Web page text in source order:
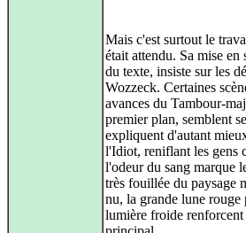
Mais c'est surtout le
était attendu. Sa mise en
du texte, insiste sur les
Wozzeck. Certaines
avances du Tambour-
premier plan, semblent
expliquent d'autant
l'Idiot, reniflant les gens
l'odeur du sang marque
très fouillée du paysage
nu, la grande lune
lumière froide